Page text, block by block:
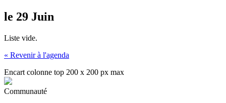
le 29 Juin
Liste vide.
« Revenir à l'agenda
Encart colonne top 200 x 200 px max
Communauté